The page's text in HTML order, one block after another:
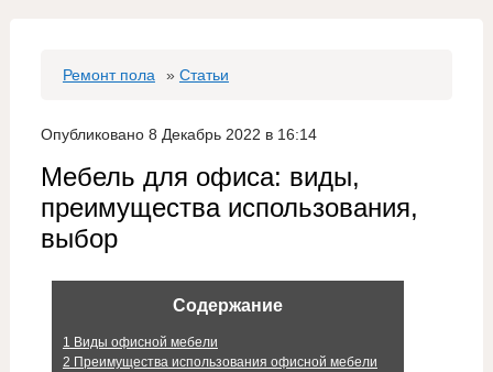
Ремонт пола » Статьи
Опубликовано 8 Декабрь 2022 в 16:14
Мебель для офиса: виды,
преимущества использования,
выбор
Содержание
1 Виды офисной мебели
2 Преимущества использования офисной мебели